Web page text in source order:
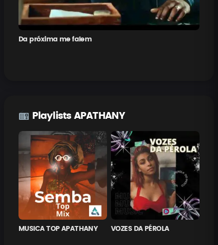
Da próxima me falem
Playlists APATHANY
MUSICA TOP APATHANY VOZES DA PÉROLA